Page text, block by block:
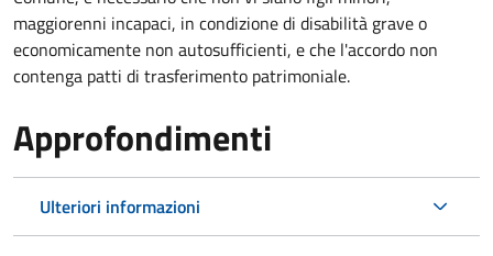
maggiorenni incapaci, in condizione di disabilità grave o
economicamente non autosufficienti, e che l'accordo non
contenga patti di trasferimento patrimoniale.
Approfondimenti
Ulteriori informazioni